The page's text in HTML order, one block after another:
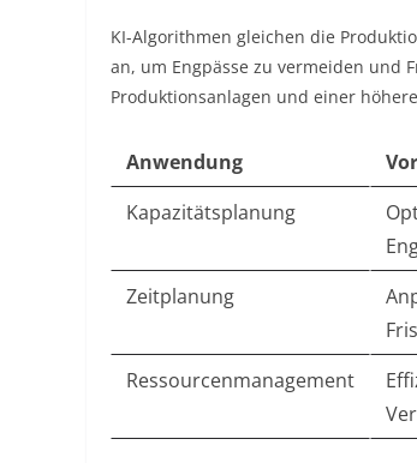
KI-Algorithmen gleichen die
an, um Engpässe zu vermeiden und
Produktionsanlagen und einer
Anwendung
Kapazitätsplanung
Zeitplanung
Ressourcenmanagement